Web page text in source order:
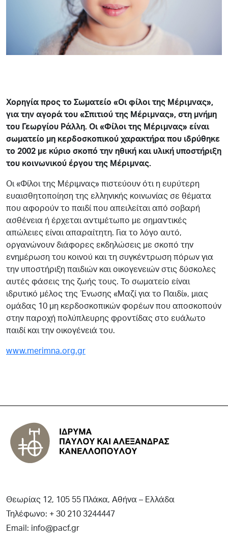
Χορηγία προς το Σωματείο «Οι φίλοι της Μέριμνας»,
για την αγορά του «Σπιτιού της Μέριμνας», στη μνήμη
του Γεωργίου Ράλλη. Οι «Φίλοι της Μέριμνας» είναι
σωματείο μη κερδοσκοπικού χαρακτήρα που ιδρύθηκε
το 2002 με κύριο σκοπό την ηθική και υλική υποστήριξη
του κοινωνικού έργου της Μέριμνας.
Οι «Φίλοι της Μέριμνας» πιστεύουν ότι η ευρύτερη
ευαισθητοποίηση της ελληνικής κοινωνίας σε θέματα
που αφορούν το παιδί που απειλείται από σοβαρή
ασθένεια ή έρχεται αντιμέτωπο με σημαντικές
απώλειες είναι απαραίτητη. Για το λόγο αυτό,
οργανώνουν διάφορες εκδηλώσεις με σκοπό την
ενημέρωση του κοινού και τη συγκέντρωση πόρων για
την υποστήριξη παιδιών και οικογενειών στις δύσκολες
αυτές φάσεις της ζωής τους. Το σωματείο είναι
ιδρυτικό μέλος της Ένωσης «Μαζί για το Παιδί», μιας
ομάδας 10 μη κερδοσκοπικών φορέων που αποσκοπούν
στην παροχή πολύπλευρης φροντίδας στο ευάλωτο
παιδί και την οικογένειά του.
www.merimna.org.gr
Θεωρίας 12, 105 55 Πλάκα, Αθήνα – Ελλάδα
Τηλέφωνο: + 30 210 3244447
Email: info@pacf.gr